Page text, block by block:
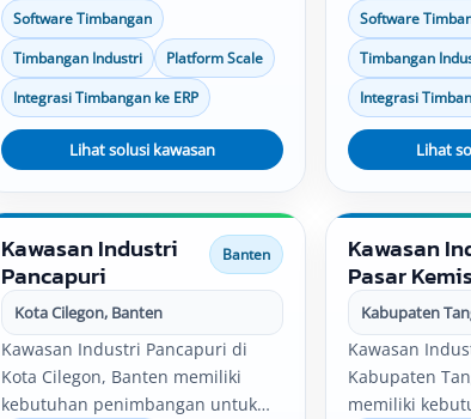
kebutuhan penimbangan untuk
pabrik, gudang, produksi, quality
control, logistik, dan distribusi.
Solusi timbangan industri,
software timbangan, platform
scale, bench scale, serta integrasi
data timbang dapat disesuaikan
Software Timbangan
Timbangan Industri
Platform Scale
Integrasi Timbangan ke ERP
Lihat solusi kawasan
quality control,
distribusi.
industri,
platform scale,
integrasi data
disesuaikan
operasional
Software
Timbangan
Integrasi
Lihat
Kawasan Industri
Pancapuri
Banten
Kota Cilegon, Banten
Kawasan Industri Pancapuri di
Kota Cilegon, Banten memiliki
kebutuhan penimbangan untuk
Kawasan
Pasar
Kabupaten
Kawasan
Kabupaten
memiliki